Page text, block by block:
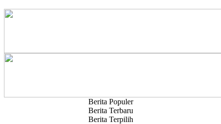
Berita Populer
Berita Terbaru
Berita Terpilih